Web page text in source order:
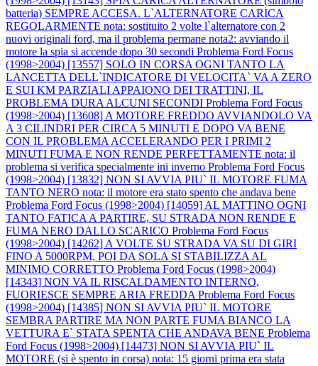
batteria) SEMPRE ACCESA. L`ALTERNATORE CARICA
REGOLARMENTE nota: sostituito 2 volte l`alternatore con 2
nuovi originali ford, ma il problema permane nota2: avviando il
motore la spia si accende dopo 30 secondi Problema Ford Focus
(1998>2004) [13557] SOLO IN CORSA OGNI TANTO LA
LANCETTA DELL`INDICATORE DI VELOCITA` VA A ZERO
E SUI KM PARZIALI APPAIONO DEI TRATTINI, IL
PROBLEMA DURA ALCUNI SECONDI Problema Ford Focus
(1998>2004) [13608] A MOTORE FREDDO AVVIANDOLO VA
A 3 CILINDRI PER CIRCA 5 MINUTI E DOPO VA BENE
CON IL PROBLEMA ACCELERANDO PER I PRIMI 2
MINUTI FUMA E NON RENDE PERFETTAMENTE nota: il
problema si verifica specialmente ini inverno Problema Ford Focus
(1998>2004) [13832] NON SI AVVIA PIU` IL MOTORE FUMA
TANTO NERO nota: il motore era stato spento che andava bene
Problema Ford Focus (1998>2004) [14059] AL MATTINO OGNI
TANTO FATICA A PARTIRE, SU STRADA NON RENDE E
FUMA NERO DALLO SCARICO Problema Ford Focus
(1998>2004) [14262] A VOLTE SU STRADA VA SU DI GIRI
FINO A 5000RPM, POI DA SOLA SI STABILIZZA AL
MINIMO CORRETTO Problema Ford Focus (1998>2004)
[14343] NON VA IL RISCALDAMENTO INTERNO,
FUORIESCE SEMPRE ARIA FREDDA Problema Ford Focus
(1998>2004) [14385] NON SI AVVIA PIU` IL MOTORE
SEMBRA PARTIRE MA NON PARTE FUMA BIANCO LA
VETTURA E` STATA SPENTA CHE ANDAVA BENE Problema
Ford Focus (1998>2004) [14473] NON SI AVVIA PIU` IL
MOTORE (si è spento in corsa) nota: 15 giorni prima era stata